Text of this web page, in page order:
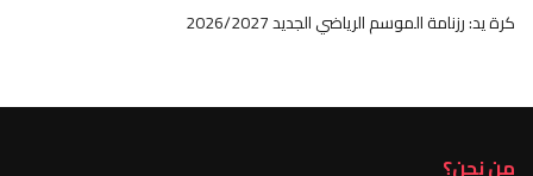
كرة يد: رزنامة الموسم الرياضي الجديد 2026/2027
من نحن؟